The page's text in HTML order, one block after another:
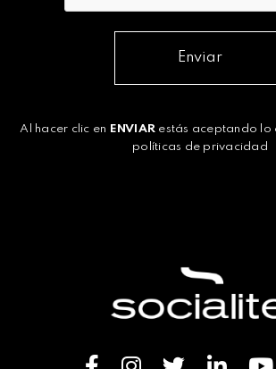
Enviar
Al hacer clic en ENVIAR estás aceptando lo
políticas de privacidad